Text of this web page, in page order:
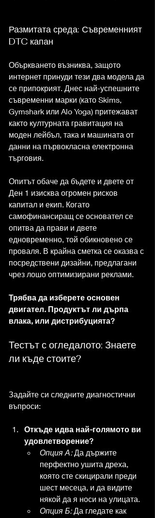
Размитата среда: Съвременният
DTC капан
Объркването възниква, защото
интернет принуди тези два модела да
се припокрият. Днес най-успешните
съвременни марки (като Skims,
Gymshark или Alo Yoga) притежават
както културната гравитация на
моден лейбъл, така и машината от
данни на първокласна електронна
търговия.
Опитът обаче да бъдете и двете от
Ден 1 изисква огромен рисков
капитал и екип. Когато
самофинансиращ се основател се
опитва да прави и двете
едновременно, той обикновено се
проваля. В крайна сметка се оказва с
посредствени дизайни, предлагани
чрез лошо оптимизирани реклами.
Трябва да изберете основен
двигател. Продуктът ли дърпа
влака, или дистрибуцията?
Тестът с огледалото: Знаете
ли къде стоите?
Задайте си следните диагностични
въпроси:
Откъде идва най-голямото ви
удовлетворение?
Опция А: Да държите
перфектно ушита дреха,
която сте скицирали преди
шест месеца, и да видите
някой да я носи на улицата.
Опция Б: Да гледате как